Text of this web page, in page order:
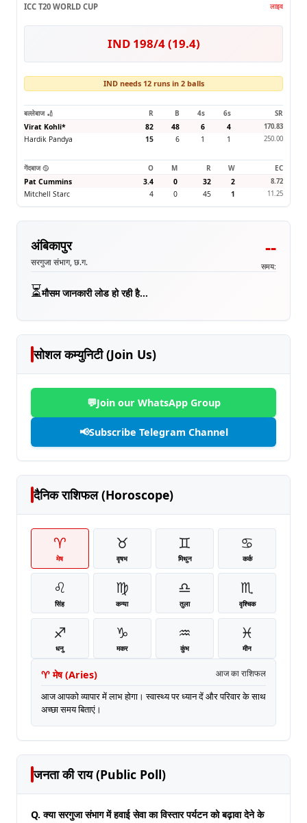
ICC T20 WORLD CUP लाइव
IND 198/4 (19.4)
IND needs 12 runs in 2 balls
बल्लेबाज 🏏 R B 4s 6s
SR
Virat Kohli* 82 48 6 4 170.83
Hardik Pandya 15 6 1 1 250.00
गेंदबाज 🥎 O M R W
EC
Pat Cummins
3.4 0 32 2 8.72
Mitchell Starc 4 0 45 1 11.25
अंबिकापुर
सरगुजा संभाग, छ.ग.
--
समय:
⏳मौसम जानकारी लोड हो रही है...
सोशल कम्युनिटी (Join Us)
💬Join our WhatsApp Group
📢Subscribe Telegram Channel
दैनिक राशिफल (Horoscope)
♈
मेष
♉
वृषभ
♊
मिथुन
♋
कर्क
♌
सिंह
♍
कन्या
♎
तुला
♏
वृश्चिक
♐
धनु
♑
मकर
♒
कुंभ
♓
मीन
♈ मेष(Aries) आज का राशिफल
आज आपको व्यापार में लाभ होगा। स्वास्थ्य पर ध्यान दें और परिवार के साथ
अच्छा समय बिताएं।
जनता की राय (Public Poll)
Q. क्या सरगुजा संभाग में हवाई सेवा का विस्तार पर्यटन को बढ़ावा देने के